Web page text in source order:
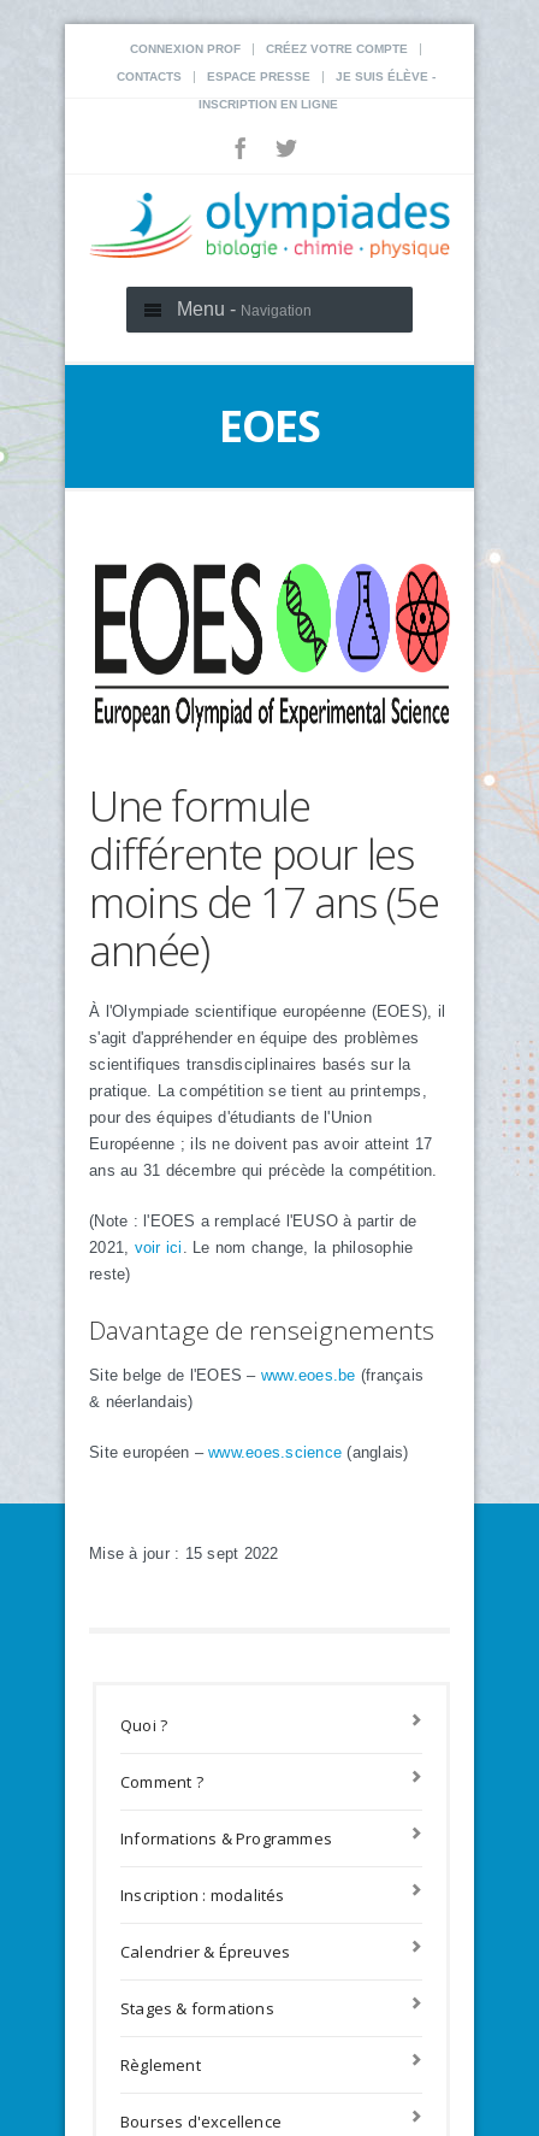
CONNEXION PROF | CRÉEZ VOTRE COMPTE |
CONTACTS | ESPACE PRESSE | JE SUIS ÉLÈVE -
INSCRIPTION EN LIGNE
Menu - Navigation
EOES
Une formule
différente pour les
moins de 17 ans (5e
année)
À l'Olympiade scientifique européenne (EOES), il
s'agit d'appréhender en équipe des problèmes
scientifiques transdisciplinaires basés sur la
pratique. La compétition se tient au printemps,
pour des équipes d'étudiants de l'Union
Européenne ; ils ne doivent pas avoir atteint 17
ans au 31 décembre qui précède la compétition.
(Note : l'EOES a remplacé l'EUSO à partir de
2021, voir ici . Le nom change, la philosophie
reste)
Davantage de renseignements
Site belge de l'EOES – www.eoes.be (français
& néerlandais)
Site européen – www.eoes.science (anglais)
Mise à jour : 15 sept 2022
Quoi ?
Comment ?
Informations & Programmes
Inscription : modalités
Calendrier & Épreuves
Stages & formations
Règlement
Bourses d'excellence